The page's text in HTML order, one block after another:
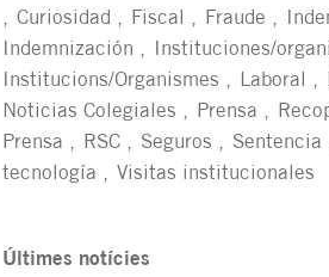
Curiosidad
Fiscal Fraude
Indemnización
Instituciones/
Institucions/Organismes
Laboral
Noticias Colegiales
Prensa
Prensa
RSC Seguros Sentencia
tecnología
Visitas institucionales
Últimes notícies